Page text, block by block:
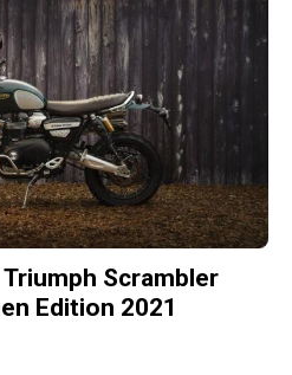
Scrambler
Edition 2021